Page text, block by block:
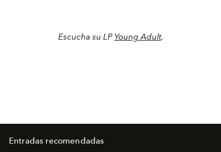
Escucha su LP Young Adult.
Entradas recomendadas